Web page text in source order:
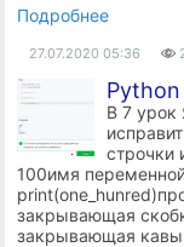
Подробнее
27.07.2020 05:36
В 7 урок
строчки
100имя
закрывающая
закрывающая